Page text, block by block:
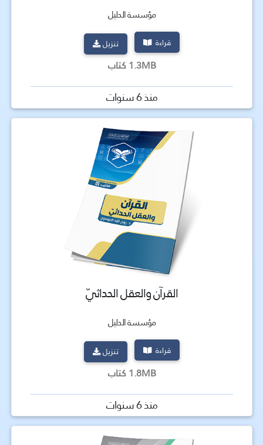
مؤسسة الدليل
قراءة تنزيل
1.3MB كتاب
منذ 6 سنوات
القرآن والعقل الحداثيّ
مؤسسة الدليل
قراءة تنزيل
1.8MB كتاب
منذ 6 سنوات